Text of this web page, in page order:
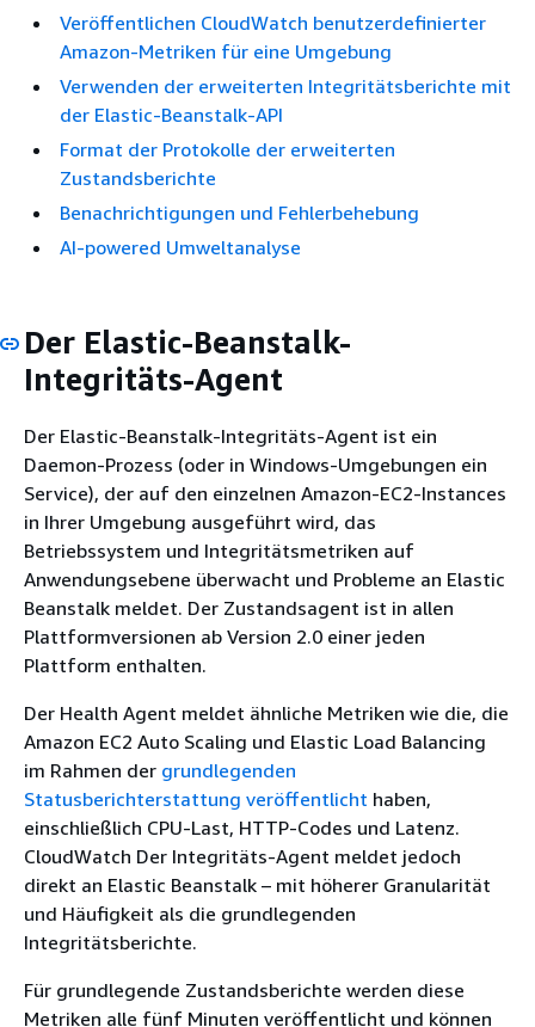
Veröffentlichen CloudWatch benutzerdefinierter
Amazon-Metriken für eine Umgebung
Verwenden der erweiterten Integritätsberichte mit
der Elastic-Beanstalk-API
Format der Protokolle der erweiterten
Zustandsberichte
Benachrichtigungen und Fehlerbehebung
AI-powered Umweltanalyse
Der Elastic-Beanstalk-
Integritäts-Agent
Der Elastic-Beanstalk-Integritäts-Agent ist ein
Daemon-Prozess (oder in Windows-Umgebungen ein
Service), der auf den einzelnen Amazon-EC2-Instances
in Ihrer Umgebung ausgeführt wird, das
Betriebssystem und Integritätsmetriken auf
Anwendungsebene überwacht und Probleme an Elastic
Beanstalk meldet. Der Zustandsagent ist in allen
Plattformversionen ab Version 2.0 einer jeden
Plattform enthalten.
Der Health Agent meldet ähnliche Metriken wie die, die
Amazon EC2 Auto Scaling und Elastic Load Balancing
im Rahmen der grundlegenden
Statusberichterstattung veröffentlicht haben,
einschließlich CPU-Last, HTTP-Codes und Latenz.
CloudWatch Der Integritäts-Agent meldet jedoch
direkt an Elastic Beanstalk – mit höherer Granularität
und Häufigkeit als die grundlegenden
Integritätsberichte.
Für grundlegende Zustandsberichte werden diese
Metriken alle fünf Minuten veröffentlicht und können